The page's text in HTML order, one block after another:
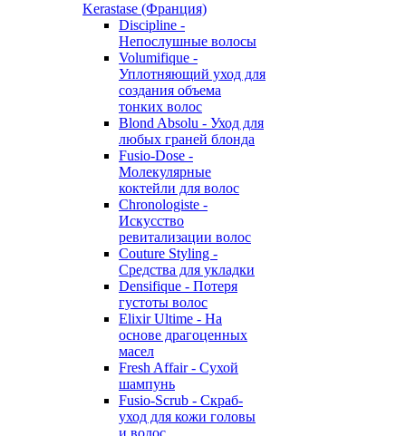
Kerastase (Франция)
Discipline -
Непослушные волосы
Volumifique -
Уплотняющий уход для
создания объема
тонких волос
Blond Absolu - Уход для
любых граней блонда
Fusio-Dose -
Молекулярные
коктейли для волос
Chronologiste -
Искусство
ревитализации волос
Couture Styling -
Средства для укладки
Densifique - Потеря
густоты волос
Elixir Ultime - На
основе драгоценных
масел
Fresh Affair - Сухой
шампунь
Fusio-Scrub - Скраб-
уход для кожи головы
и волос